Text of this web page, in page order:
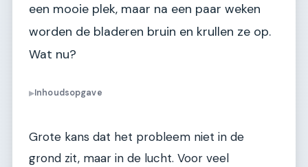
een mooie plek, maar na een paar weken
worden de bladeren bruin en krullen ze op.
Wat nu?
▶Inhoudsopgave
Grote kans dat het probleem niet in de
grond zit, maar in de lucht. Voor veel